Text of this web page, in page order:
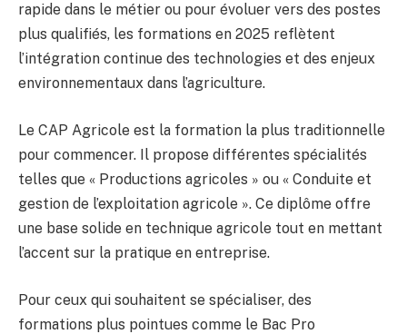
rapide dans le métier ou pour évoluer vers des postes
plus qualifiés, les formations en 2025 reflètent
l’intégration continue des technologies et des enjeux
environnementaux dans l’agriculture.
Le CAP Agricole est la formation la plus traditionnelle
pour commencer. Il propose différentes spécialités
telles que « Productions agricoles » ou « Conduite et
gestion de l’exploitation agricole ». Ce diplôme offre
une base solide en technique agricole tout en mettant
l’accent sur la pratique en entreprise.
Pour ceux qui souhaitent se spécialiser, des
formations plus pointues comme le Bac Pro